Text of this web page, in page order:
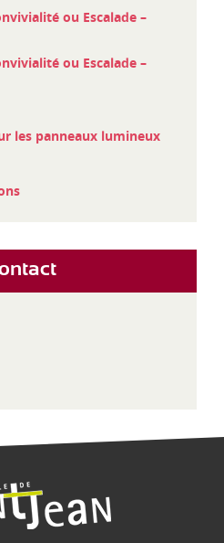
ou Escalade –
ou Escalade –
les panneaux lumineux